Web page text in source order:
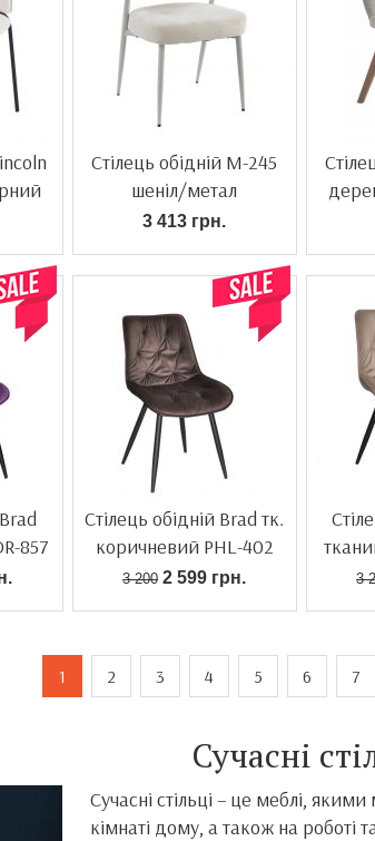
Стілець обідній M-245
шеніл/метал
фарбований
3 413 грн.
857
Стілець обідній Brad тк.
коричневий PHL-402
3 200 2 599 грн. 3
1 2 3 4 5 6 7
Сучасні
Сучасні стільці – це меблі,
кімнаті дому, а також на роботі